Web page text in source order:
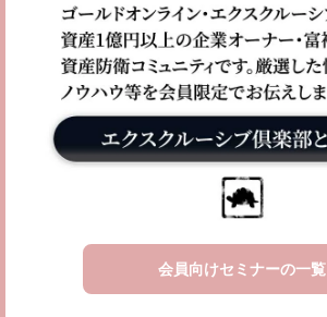
会員向けセミナーの一覧